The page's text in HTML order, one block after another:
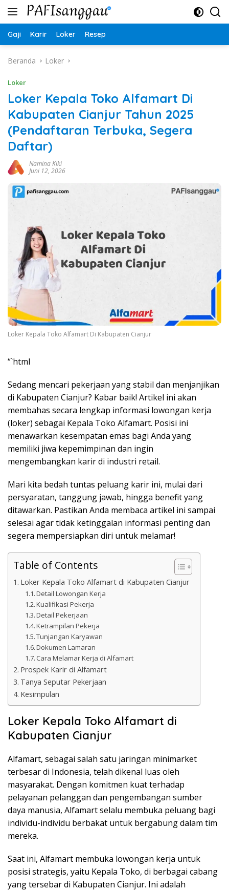
Langsung
Gaji Karir Loker Resep
Beranda Loker
Loker
Loker Kepala Toko Alfamart Di
Kabupaten Cianjur Tahun 2025
(Pendaftaran Terbuka, Segera
Daftar)
Namina Kiki
Juni 12, 2026
Loker Kepala Toko Alfamart Di Kabupaten Cianjur
“`html
Sedang mencari pekerjaan yang stabil dan menjanjikan
di Kabupaten Cianjur? Kabar baik! Artikel ini akan
membahas secara lengkap informasi lowongan kerja
(loker) sebagai Kepala Toko Alfamart. Posisi ini
menawarkan kesempatan emas bagi Anda yang
memiliki jiwa kepemimpinan dan ingin
mengembangkan karir di industri retail.
Mari kita bedah tuntas peluang karir ini, mulai dari
persyaratan, tanggung jawab, hingga benefit yang
ditawarkan. Pastikan Anda membaca artikel ini sampai
selesai agar tidak ketinggalan informasi penting dan
segera mempersiapkan diri untuk melamar!
Table of Contents
Loker Kepala Toko Alfamart di Kabupaten Cianjur
Detail Lowongan Kerja
Kualifikasi Pekerja
Detail Pekerjaan
Ketrampilan Pekerja
Tunjangan Karyawan
Dokumen Lamaran
Cara Melamar Kerja di Alfamart
Prospek Karir di Alfamart
Tanya Seputar Pekerjaan
Kesimpulan
Loker Kepala Toko Alfamart di
Kabupaten Cianjur
Alfamart, sebagai salah satu jaringan minimarket
terbesar di Indonesia, telah dikenal luas oleh
masyarakat. Dengan komitmen kuat terhadap
pelayanan pelanggan dan pengembangan sumber
daya manusia, Alfamart selalu membuka peluang bagi
individu-individu berbakat untuk bergabung dalam tim
mereka.
Saat ini, Alfamart membuka lowongan kerja untuk
posisi strategis, yaitu Kepala Toko, di berbagai cabang
yang tersebar di Kabupaten Cianjur. Ini adalah